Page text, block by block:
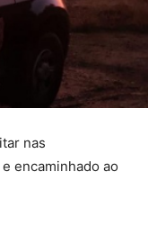
nas
encaminhado ao